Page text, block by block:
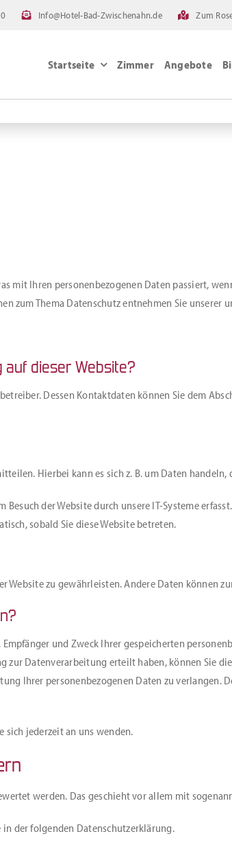
Info@Hotel-Bad-Zwischenahn.de Zum
Startseite Zimmer Angebote
mit Ihren personenbezogenen Daten passiert,
zum Thema Datenschutz entnehmen Sie unserer
dieser Website?
Dessen Kontaktdaten können Sie dem
Hierbei kann es sich z. B. um Daten
der Website durch unsere IT-Systeme
sobald Sie diese Website betreten.
zu gewährleisten. Andere Daten können
und Zweck Ihrer gespeicherten
zur Datenverarbeitung erteilt haben, können Sie
Ihrer personenbezogenen Daten zu verlangen.
sich jederzeit an uns wenden.
werden. Das geschieht vor allem mit
der folgenden Datenschutzerklärung.